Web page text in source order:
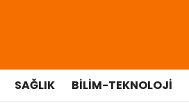
SAĞLIK BILIM-TEKNOLOJI